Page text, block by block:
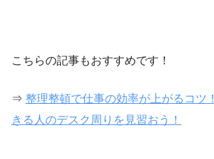
こちらの記事もおすすめです！
⇒ 整理整頓で仕事の効率が上がるコツ
きる人のデスク周りを見習おう！